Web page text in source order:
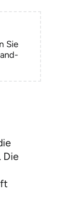
Sie
Die